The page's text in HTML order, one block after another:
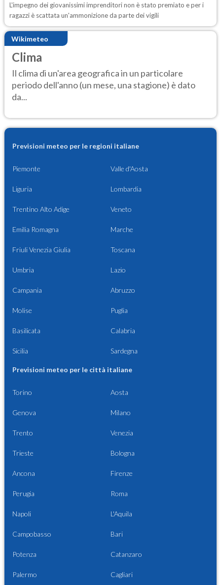
L'impegno dei giovanissimi imprenditori non è stato premiato e per i
ragazzi è scattata un'ammonizione da parte dei vigili
Wikimeteo
Clima
Il clima di un'area geografica in un particolare
periodo dell'anno (un mese, una stagione) è dato
da...
Previsioni meteo per le regioni italiane
Piemonte Valle d'Aosta
Liguria Lombardia
Trentino Alto Adige Veneto
Emilia Romagna Marche
Friuli Venezia Giulia Toscana
Umbria Lazio
Campania Abruzzo
Molise Puglia
Basilicata Calabria
Sicilia Sardegna
Previsioni meteo per le città italiane
Torino Aosta
Genova Milano
Trento Venezia
Trieste Bologna
Ancona Firenze
Perugia Roma
Napoli L'Aquila
Campobasso Bari
Potenza Catanzaro
Palermo Cagliari